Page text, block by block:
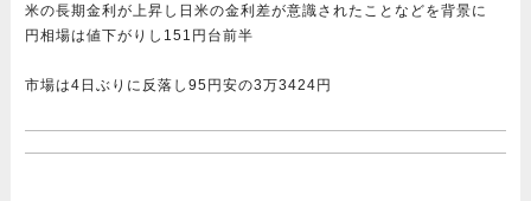
米の長期金利が上昇し日米の金利差が意識されたことなどを背景に
円相場は値下がりし151円台前半
市場は4日ぶりに反落し95円安の3万3424円